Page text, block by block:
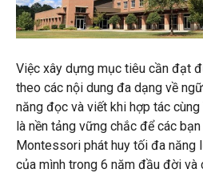
Việc xây dựng mục tiêu cần đạt
theo các nội dung đa dạng về
năng đọc và viết khi hợp tác
là nền tảng vững chắc để các
Montessori phát huy tối đa năng
của mình trong 6 năm đầu đời và